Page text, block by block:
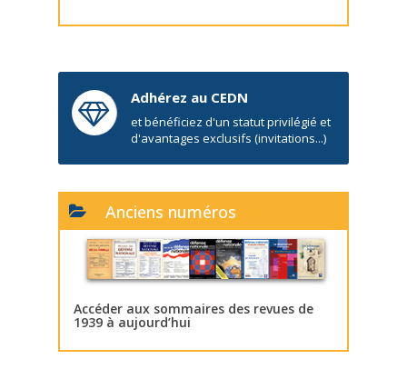
Adhérez au CEDN
et bénéficiez d'un statut privilégié et
d'avantages exclusifs (invitations...)
Anciens numéros
Accéder aux sommaires des revues de
1939 à aujourd’hui